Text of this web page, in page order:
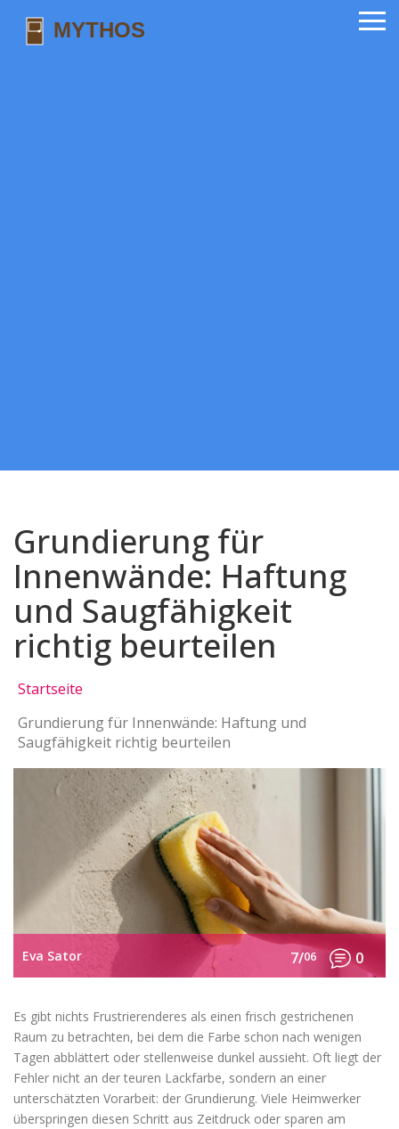
Grundierung für
Innenwände: Haftung
und Saugfähigkeit
richtig beurteilen
Startseite
Grundierung für Innenwände: Haftung und
Saugfähigkeit richtig beurteilen
Eva Sator 7/06 0
Es gibt nichts Frustrierenderes als einen frisch gestrichenen
Raum zu betrachten, bei dem die Farbe schon nach wenigen
Tagen abblättert oder stellenweise dunkel aussieht. Oft liegt der
Fehler nicht an der teuren Lackfarbe, sondern an einer
unterschätzten Vorarbeit: der Grundierung. Viele Heimwerker
überspringen diesen Schritt aus Zeitdruck oder sparen am